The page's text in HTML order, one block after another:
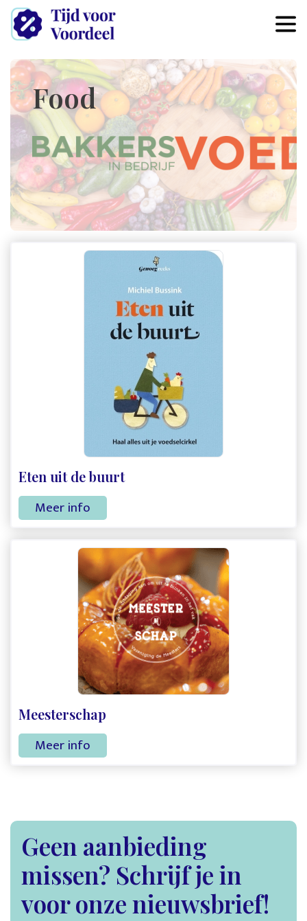
Food
Eten uit de buurt
Meer info
Meesterschap
Meer info
Geen aanbieding
missen? Schrijf je in
voor onze nieuwsbrief!